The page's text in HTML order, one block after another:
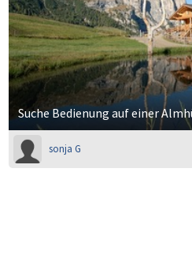
Suche Bedienung auf einer
sonja G